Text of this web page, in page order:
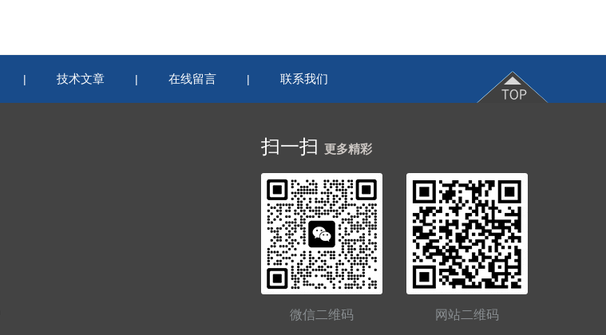
| 技术文章 | 在线留言 | 联系我们
扫一扫 更多精彩
微信二维码 网站二维码